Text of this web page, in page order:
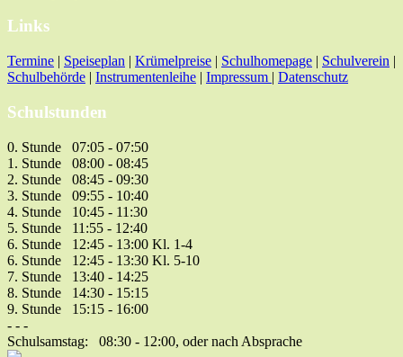
Links
Termine | Speiseplan | Krümelpreise | Schulhomepage | Schulverein |
Schulbehörde | Instrumentenleihe | Impressum | Datenschutz
Schulstunden
0. Stunde 07:05 - 07:50
1. Stunde 08:00 - 08:45
2. Stunde 08:45 - 09:30
3. Stunde 09:55 - 10:40
4. Stunde 10:45 - 11:30
5. Stunde 11:55 - 12:40
6. Stunde 12:45 - 13:00 Kl. 1-4
6. Stunde 12:45 - 13:30 Kl. 5-10
7. Stunde 13:40 - 14:25
8. Stunde 14:30 - 15:15
9. Stunde 15:15 - 16:00
- - -
Schulsamstag: 08:30 - 12:00, oder nach Absprache